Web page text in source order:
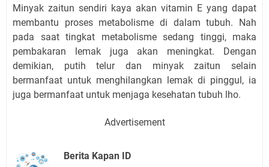
Minyak zaitun sendiri kaya akan vitamin E yang dapat
membantu proses metabolisme di dalam tubuh. Nah
pada saat tingkat metabolisme sedang tinggi, maka
pembakaran lemak juga akan meningkat. Dengan
demikian, putih telur dan minyak zaitun selain
bermanfaat untuk menghilangkan lemak di pinggul, ia
juga bermanfaat untuk menjaga kesehatan tubuh lho.
Advertisement
Berita Kapan ID